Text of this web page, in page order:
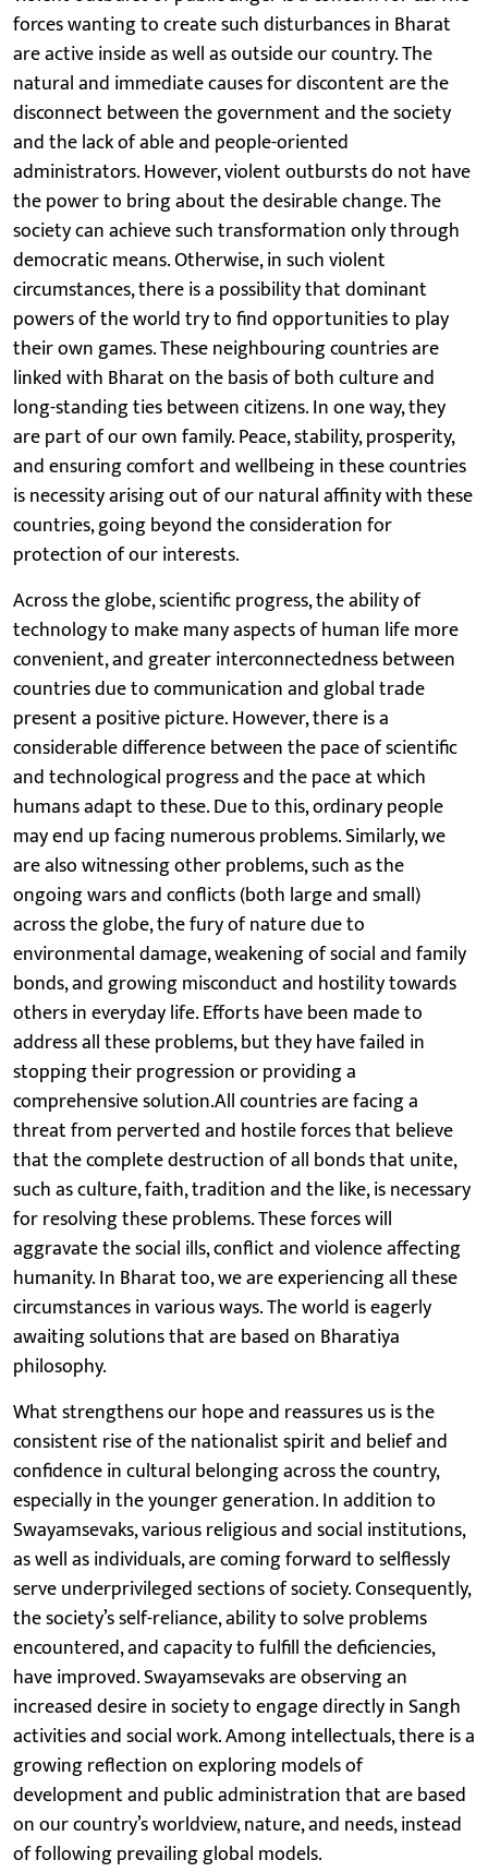
forces wanting to create such disturbances in Bharat
are active inside as well as outside our country. The
natural and immediate causes for discontent are the
disconnect between the government and the society
and the lack of able and people-oriented
administrators. However, violent outbursts do not have
the power to bring about the desirable change. The
society can achieve such transformation only through
democratic means. Otherwise, in such violent
circumstances, there is a possibility that dominant
powers of the world try to find opportunities to play
their own games. These neighbouring countries are
linked with Bharat on the basis of both culture and
long-standing ties between citizens. In one way, they
are part of our own family. Peace, stability, prosperity,
and ensuring comfort and wellbeing in these countries
is necessity arising out of our natural affinity with these
countries, going beyond the consideration for
protection of our interests.
Across the globe, scientific progress, the ability of
technology to make many aspects of human life more
convenient, and greater interconnectedness between
countries due to communication and global trade
present a positive picture. However, there is a
considerable difference between the pace of scientific
and technological progress and the pace at which
humans adapt to these. Due to this, ordinary people
may end up facing numerous problems. Similarly, we
are also witnessing other problems, such as the
ongoing wars and conflicts (both large and small)
across the globe, the fury of nature due to
environmental damage, weakening of social and family
bonds, and growing misconduct and hostility towards
others in everyday life. Efforts have been made to
address all these problems, but they have failed in
stopping their progression or providing a
comprehensive solution.All countries are facing a
threat from perverted and hostile forces that believe
that the complete destruction of all bonds that unite,
such as culture, faith, tradition and the like, is necessary
for resolving these problems. These forces will
aggravate the social ills, conflict and violence affecting
humanity. In Bharat too, we are experiencing all these
circumstances in various ways. The world is eagerly
awaiting solutions that are based on Bharatiya
philosophy.
What strengthens our hope and reassures us is the
consistent rise of the nationalist spirit and belief and
confidence in cultural belonging across the country,
especially in the younger generation. In addition to
Swayamsevaks, various religious and social institutions,
as well as individuals, are coming forward to selflessly
serve underprivileged sections of society. Consequently,
the society’s self-reliance, ability to solve problems
encountered, and capacity to fulfill the deficiencies,
have improved. Swayamsevaks are observing an
increased desire in society to engage directly in Sangh
activities and social work. Among intellectuals, there is a
growing reflection on exploring models of
development and public administration that are based
on our country’s worldview, nature, and needs, instead
of following prevailing global models.